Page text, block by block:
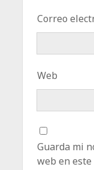
Correo
Web
Guarda mi
web en